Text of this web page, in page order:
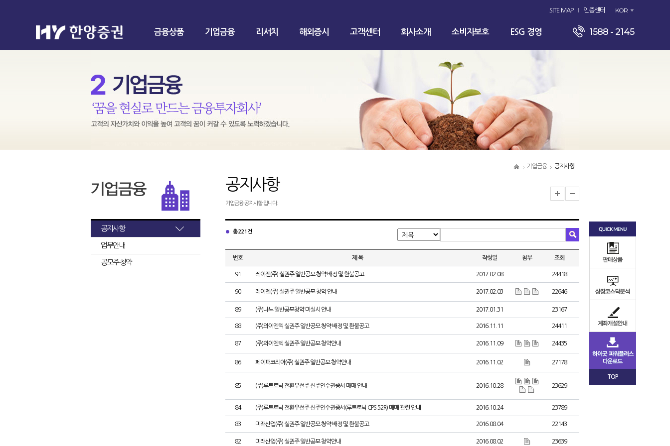
SITE MAP 인증센터 KOR
금융상품 기업금융 리서치 해외증시 고객센터 회사소개 소비자보호 ESG 경영 1588 - 2145
기업금융 공지사항
공지사항
업무안내
공모주 청약
공지사항
기업금융 공지사항 입니다.
총 221건
번호 제 목 작성일 첨부 조회
91 레이젠(주) 실권주 일반공모 청약 배정 및 환불공고 2017.02.08 24418
90 레이젠(주) 실권주 일반공모 청약 안내 2017.02.03 22646
89 (주)나노 일반공모청약 미실시 안내 2017.01.31 23167
88 (주)와이엔텍 실권주 일반공모 청약 배정 및 환불공고 2016.11.11 24411
87 (주)와이엔텍 실권주 일반공모 청약안내 2016.11.09 24435
86 페이퍼코리아(주) 실권주 일반공모 청약안내 2016.11.02 27178
85 (주)루트로닉 전환우선주 신주인수권증서 매매 안내 2016.10.28 23629
84 (주)루트로닉 전환우선주 신주인수권증서(루트로닉 CPS 52R) 매매 관련 안내 2016.10.24 23789
83 미래산업(주) 실권주 일반공모 청약 배정 및 환불공고 2016.08.04 22143
82 미래산업(주) 실권주 일반공모 청약안내 2016.08.02 23639
TOP